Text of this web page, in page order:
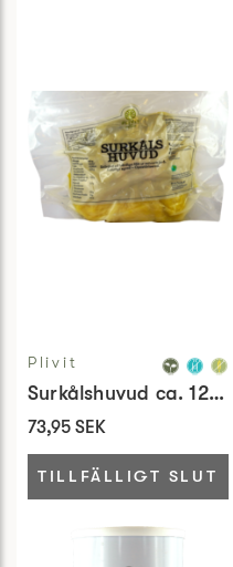
Plivit
Surkålshuvud ca. 1200gr
73,95 SEK
TILLFÄLLIGT SLUT